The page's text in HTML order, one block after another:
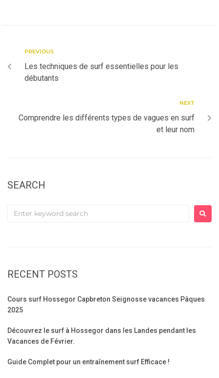
PREVIOUS
Les techniques de surf essentielles pour les
débutants
NEXT
Comprendre les différents types de vagues en surf
et leur nom
SEARCH
RECENT POSTS
Cours surf Hossegor Capbreton Seignosse vacances Pâques
2025
Découvrez le surf à Hossegor dans les Landes pendant les
Vacances de Février.
Guide Complet pour un entraînement surf Efficace !